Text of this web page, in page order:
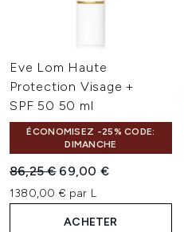
Eve Lom Haute
Protection Visage +
SPF 50 50 ml
ÉCONOMISEZ -25% CODE:
DIMANCHE
Prix de vente :
86,25 € Prix ​​actuel :
69,00 €
1380,00 € par L
ACHETER